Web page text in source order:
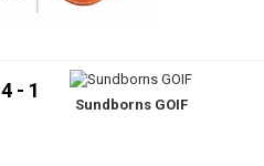
4 - 1
Sundborns GOIF